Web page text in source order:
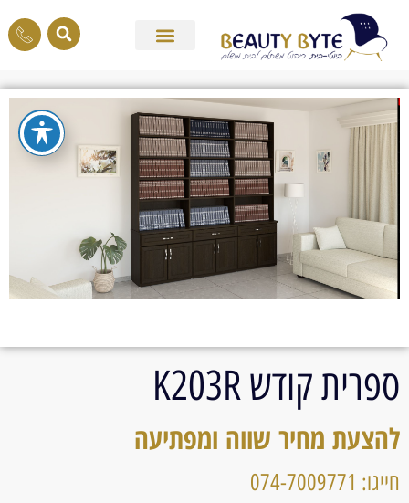
ספרית קודש K203R
להצעת מחיר שווה ומפתיעה
חייגו: 074-7009771